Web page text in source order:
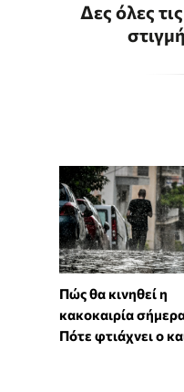
Δες όλες
Πώς θα κινηθεί η
κακοκαιρία
Πότε φτιάχνει ο